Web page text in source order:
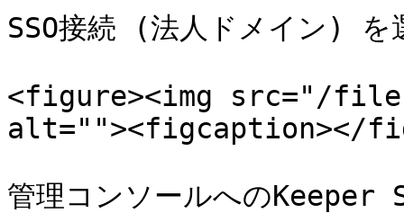
SSO接続 (法人ドメイン) を
<figure><img src="/files/
alt=""><figcaption></
管理コンソールへのKeeper